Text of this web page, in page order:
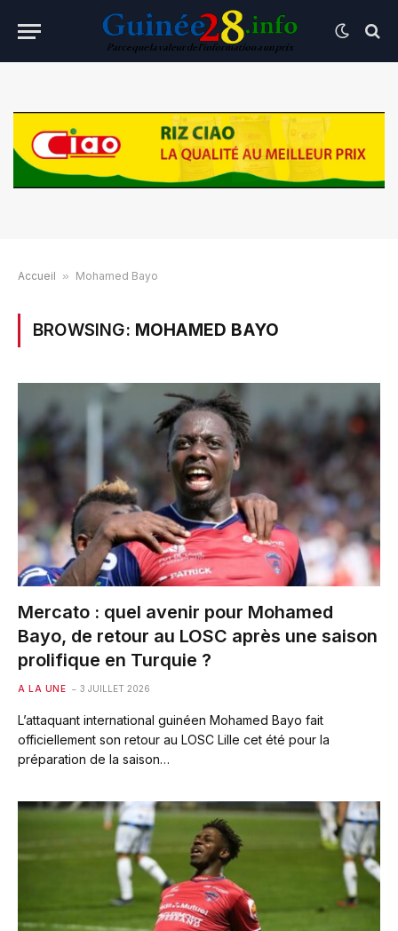
Accueil » Mohamed Bayo
BROWSING: MOHAMED BAYO
Mercato : quel avenir pour Mohamed
Bayo, de retour au LOSC après une saison
prolifique en Turquie ?
A LA UNE 3 JUILLET 2026
L’attaquant international guinéen Mohamed Bayo fait
officiellement son retour au LOSC Lille cet été pour la
préparation de la saison…